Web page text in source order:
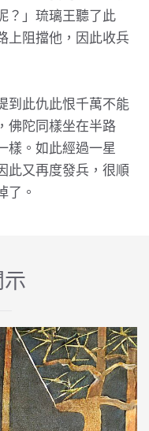
？」琉璃王聽了此
上阻擋他，因此收兵
到此仇此恨千萬不能
佛陀同樣坐在半路
樣。如此經過一星
此又再度發兵，很順
了。